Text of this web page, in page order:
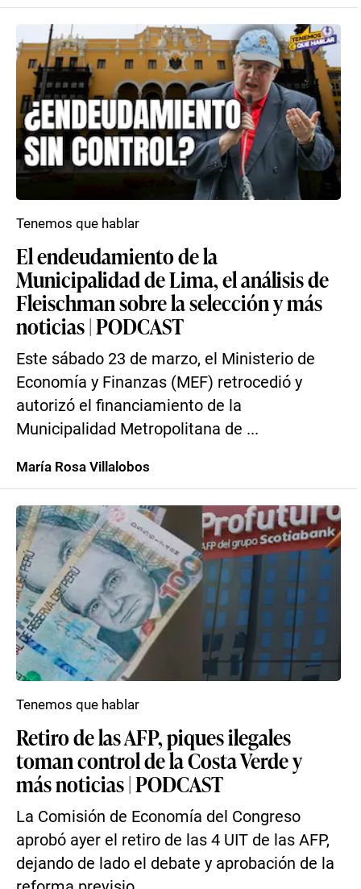
El endeudamiento de la
Municipalidad de Lima, el análisis de
Fleischman sobre la selección y más
noticias | PODCAST
Este sábado 23 de marzo, el Ministerio de
Economía y Finanzas (MEF) retrocedió y
autorizó el financiamiento de la
Municipalidad Metropolitana de ...
Tenemos que hablar
María Rosa Villalobos
Retiro de las AFP, piques ilegales
toman control de la Costa Verde y
más noticias | PODCAST
La Comisión de Economía del Congreso
aprobó ayer el retiro de las 4 UIT de las AFP,
dejando de lado el debate y aprobación de la
Tenemos que hablar